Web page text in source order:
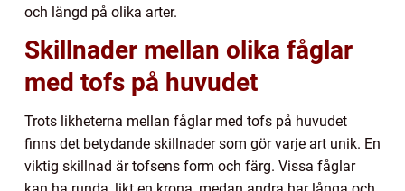
och längd på olika arter.
Skillnader mellan olika fåglar
med tofs på huvudet
Trots likheterna mellan fåglar med tofs på huvudet
finns det betydande skillnader som gör varje art unik. En
viktig skillnad är tofsens form och färg. Vissa fåglar